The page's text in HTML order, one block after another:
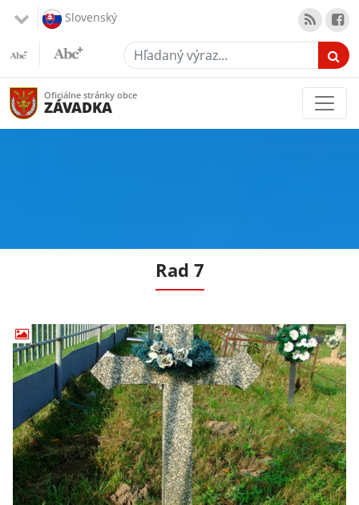
Slovenský
Hľadaný výraz...
Oficiálne stránky obce
ZÁVADKA
Rad 7